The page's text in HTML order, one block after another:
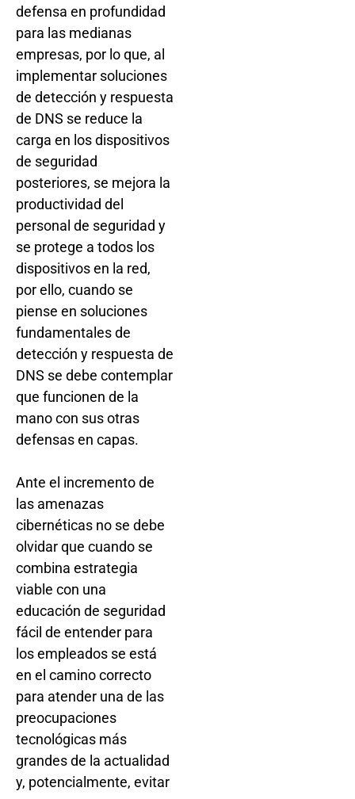
defensa en profundidad
para las medianas
empresas, por lo que, al
implementar soluciones
de detección y respuesta
de DNS se reduce la
carga en los dispositivos
de seguridad
posteriores, se mejora la
productividad del
personal de seguridad y
se protege a todos los
dispositivos en la red,
por ello, cuando se
piense en soluciones
fundamentales de
detección y respuesta de
DNS se debe contemplar
que funcionen de la
mano con sus otras
defensas en capas.
Ante el incremento de
las amenazas
cibernéticas no se debe
olvidar que cuando se
combina estrategia
viable con una
educación de seguridad
fácil de entender para
los empleados se está
en el camino correcto
para atender una de las
preocupaciones
tecnológicas más
grandes de la actualidad
y, potencialmente, evitar